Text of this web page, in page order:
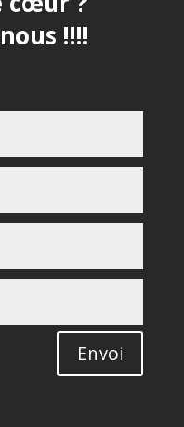
!!!!
Envoi